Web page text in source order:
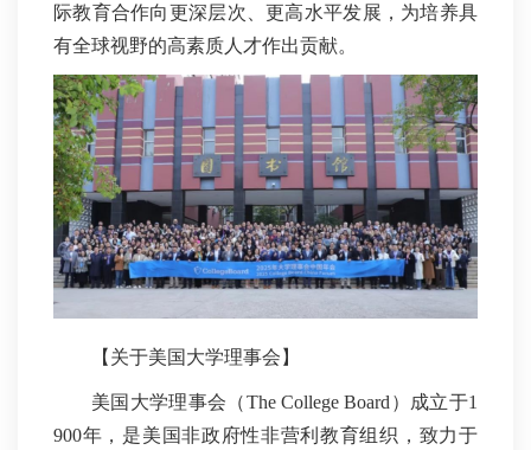
际教育合作向更深层次、更高水平发展，为培养具
有全球视野的高素质人才作出贡献。
【关于美国大学理事会】
美国大学理事会（The College Board）成立于1
900年，是美国非政府性非营利教育组织，致力于